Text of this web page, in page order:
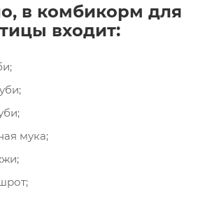
в комбикорм для
входит:
мука;